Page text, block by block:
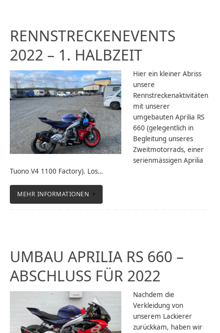
RENNSTRECKENEVENTS
2022 – 1. HALBZEIT
Hier ein kleiner Abriss
unsere
Rennstreckenaktivitäten
mit unserer
umgebauten Aprilia RS
660 (gelegentlich in
Begleitung unseres
Zweitmotorrads, einer
serienmässigen Aprilia
Tuono V4 1100 Factory). Los…
MEHR INFORMATIONEN
UMBAU APRILIA RS 660 –
ABSCHLUSS FÜR 2022
Nachdem die
Verkleidung von
unserem Lackierer
zurückkam, haben wir